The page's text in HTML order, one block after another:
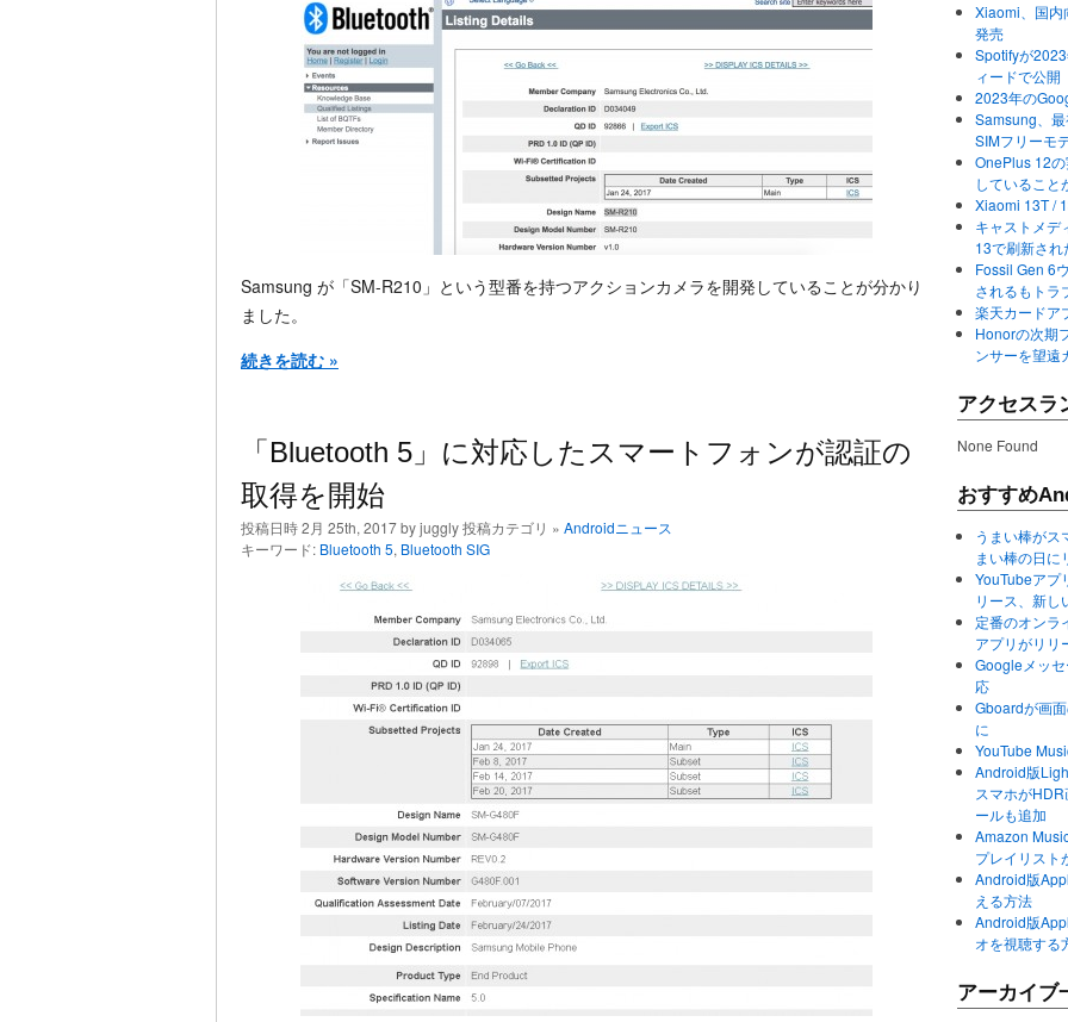
Samsung が「SM-R210」という型番を持つアクションカメラを開発していることが分かり
ました。
続きを読む »
「Bluetooth 5」に対応したスマートフォンが認証の
取得を開始
投稿日時 2月 25th, 2017 by juggly 投稿カテゴリ » Androidニュース
キーワード: Bluetooth 5, Bluetooth SIG
Xiaomi、国内
発売
Spotifyが
ィードで公開
2023年の
Samsung、
SIMフリーモ
OnePlus 12
していること
Xiaomi 13T /
キャストメデ
13で刷新さ
Fossil Gen 6
されるもトラ
楽天カードア
Honorの次期
ンサーを望遠
アクセスラ
None Found
おすすめ
うまい棒がス
まい棒の日に
YouTubeアプ
リース、新し
定番のオンラ
アプリがリリ
Googleメッ
応
Gboardが画
に
YouTube
Android版
スマホが
ールも追加
Amazon
プレイリスト
Android版
える方法
Android版
オを視聴する
アーカイブ